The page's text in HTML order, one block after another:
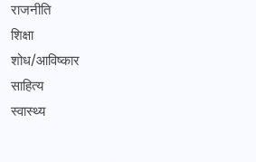
राजनीति
शिक्षा
शोध/आविष्कार
साहित्य
स्वास्थ्य